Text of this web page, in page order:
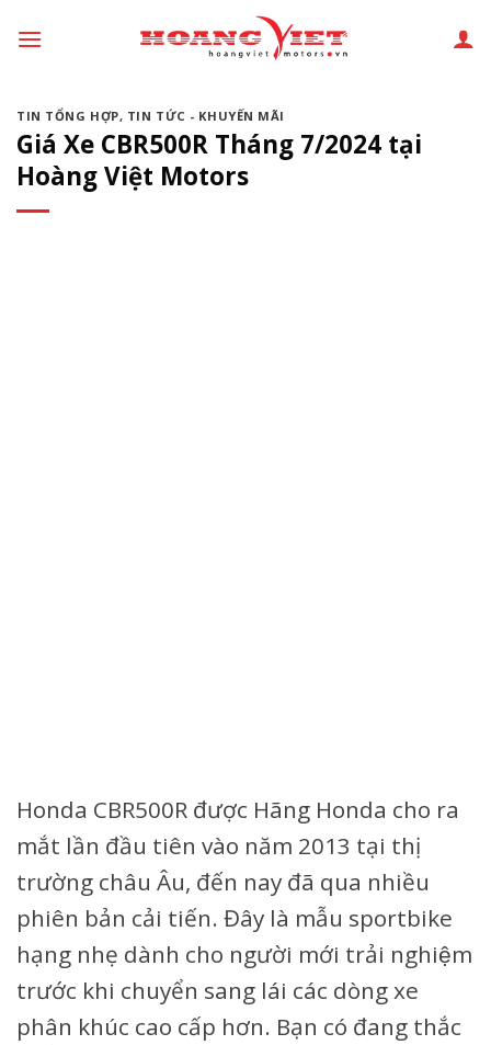
đến
dungTIN TỔNG HỢP, TIN TỨC - KHUYẾN MÃI
Giá Xe CBR500R Tháng 7/2024 tại
Hoàng Việt Motors
Honda CBR500R được Hãng Honda cho ra
mắt lần đầu tiên vào năm 2013 tại thị
trường châu Âu, đến nay đã qua nhiều
phiên bản cải tiến. Đây là mẫu sportbike
hạng nhẹ dành cho người mới trải nghiệm
trước khi chuyển sang lái các dòng xe
phân khúc cao cấp hơn. Bạn có đang thắc